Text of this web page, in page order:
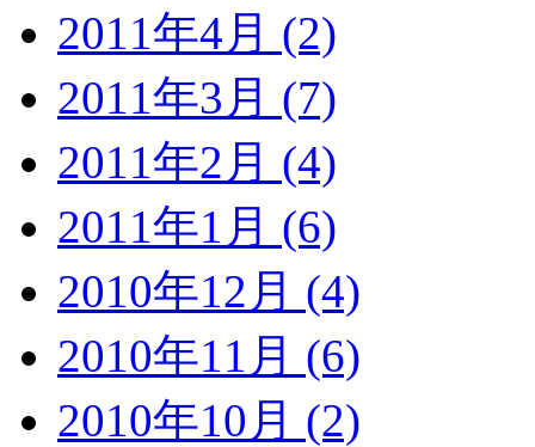
2011年4月 (2)
2011年3月 (7)
2011年2月 (4)
2011年1月 (6)
2010年12月 (4)
2010年11月 (6)
2010年10月 (2)